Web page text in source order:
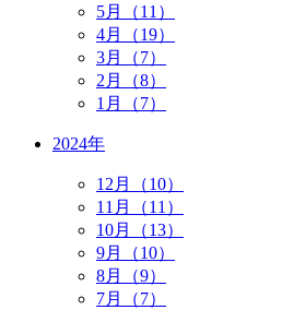
5月（11）
4月（19）
3月（7）
2月（8）
1月（7）
2024年
12月（10）
11月（11）
10月（13）
9月（10）
8月（9）
7月（7）